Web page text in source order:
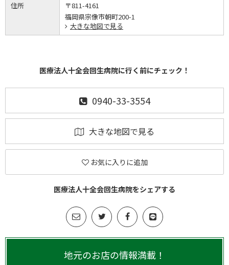
住所
〒811-4161
福岡県宗像市朝町200-1
大きな地図で見る
医療法人十全会回生病院に行く前にチェック！
0940-33-3554
大きな地図で見る
お気に入りに追加
医療法人十全会回生病院をシェアする
地元のお店の情報満載！